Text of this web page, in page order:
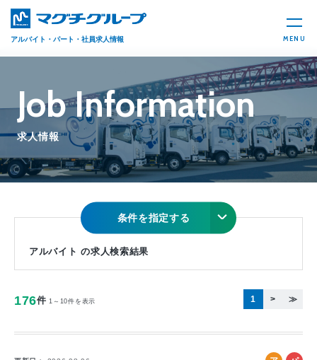
アルバイト・パート・社員求人情報 MENU
Job Information
求人情報
条件を指定する
アルバイト の求人検索結果
176件 1～10件を表示 1 > ≫